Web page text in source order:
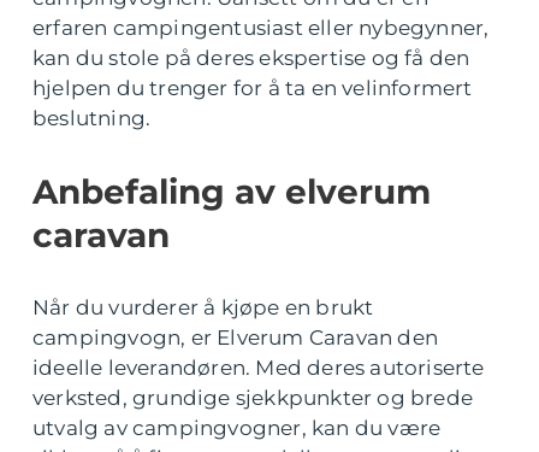
erfaren campingentusiast eller nybegynner,
kan du stole på deres ekspertise og få den
hjelpen du trenger for å ta en velinformert
beslutning.
Anbefaling av elverum
caravan
Når du vurderer å kjøpe en brukt
campingvogn, er Elverum Caravan den
ideelle leverandøren. Med deres autoriserte
verksted, grundige sjekkpunkter og brede
utvalg av campingvogner, kan du være